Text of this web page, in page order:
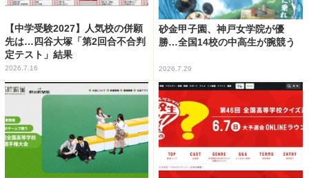
【中学受験2027】人気校の併願
先は…四谷大塚「第2回合不合判
定テスト」結果
2026.7.16
砂金甲子園、神戸女学院が優
勝…全国14校の中高生が腕競う
2026.7.29